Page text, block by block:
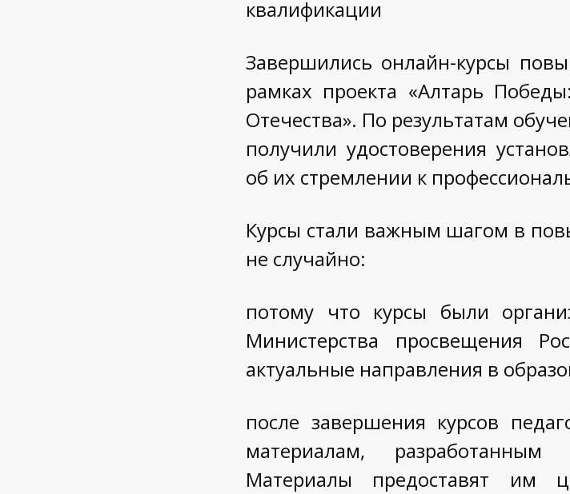
квалификации
Завершились онлайн-курсы
рамках проекта «Алтарь
Отечества». По результатам
получили удостоверения
об их стремлении к
Курсы стали важным шагом в
не случайно:
потому что курсы были
Министерства просвещения
актуальные направления в
после завершения курсов
материалам,
Материалы предоставят им